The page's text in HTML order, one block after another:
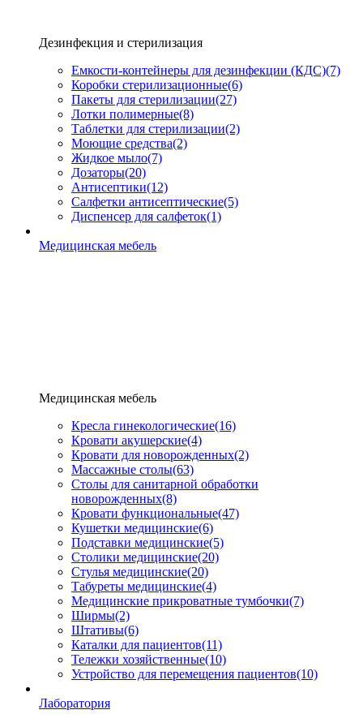
Дезинфекция и стерилизация
Емкости-контейнеры для дезинфекции (КДС)(7)
Коробки стерилизационные(6)
Пакеты для стерилизации(27)
Лотки полимерные(8)
Таблетки для стерилизации(2)
Моющие средства(2)
Жидкое мыло(7)
Дозаторы(20)
Антисептики(12)
Салфетки антисептические(5)
Диспенсер для салфеток(1)
Медицинская мебель
Медицинская мебель
Кресла гинекологические(16)
Кровати акушерские(4)
Кровати для новорожденных(2)
Массажные столы(63)
Столы для санитарной обработки
новорожденных(8)
Кровати функциональные(47)
Кушетки медицинские(6)
Подставки медицинские(5)
Столики медицинские(20)
Стулья медицинские(20)
Табуреты медицинские(4)
Медицинские прикроватные тумбочки(7)
Ширмы(2)
Штативы(6)
Каталки для пациентов(11)
Тележки хозяйственные(10)
Устройство для перемещения пациентов(10)
Лаборатория